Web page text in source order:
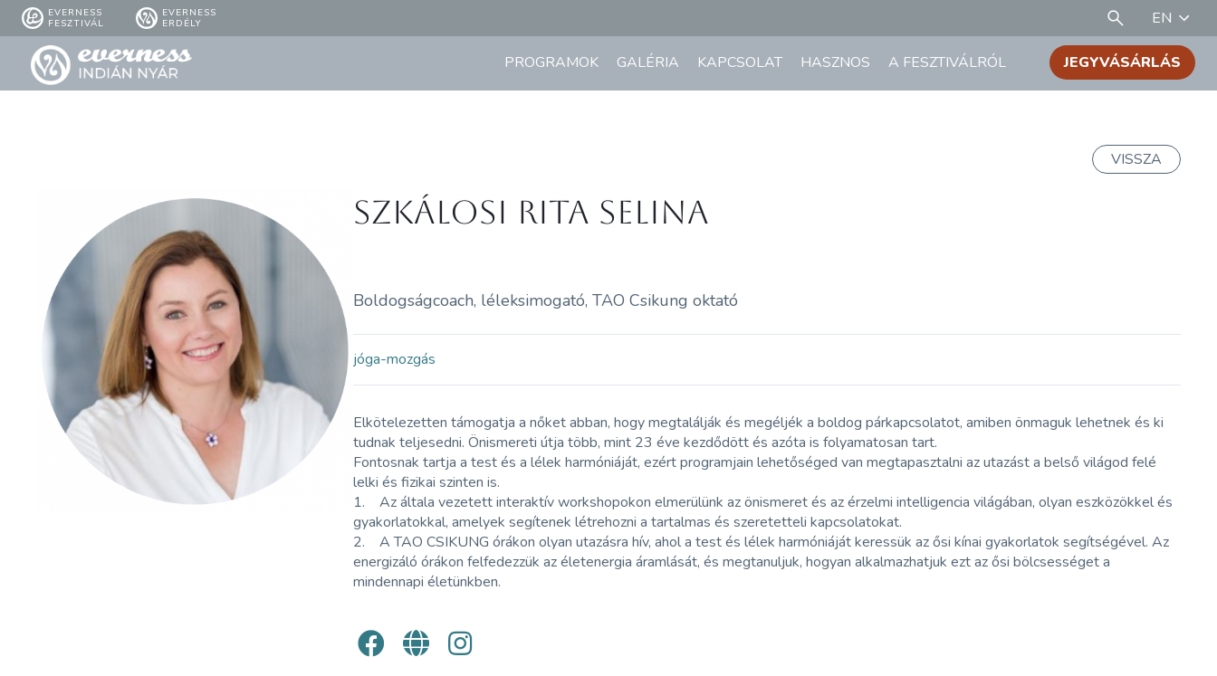
EVERNESS
FESZTIVÁL
EVERNESS
ERDÉLY
EN
PROGRAMOK GALÉRIA KAPCSOLAT HASZNOS A FESZTIVÁLRÓL JEGYVÁSÁRLÁS
VISSZA
Szkálosi Rita Selina
Boldogságcoach, léleksimogató, TAO Csikung oktató
jóga-mozgás
Elkötelezetten támogatja a nőket abban, hogy megtalálják és megéljék a boldog párkapcsolatot, amiben önmaguk lehetnek és ki
tudnak teljesedni. Önismereti útja több, mint 23 éve kezdődött és azóta is folyamatosan tart.
Fontosnak tartja a test és a lélek harmóniáját, ezért programjain lehetőséged van megtapasztalni az utazást a belső világod felé
lelki és fizikai szinten is.
1. Az általa vezetett interaktív workshopokon elmerülünk az önismeret és az érzelmi intelligencia világában, olyan eszközökkel és
gyakorlatokkal, amelyek segítenek létrehozni a tartalmas és szeretetteli kapcsolatokat.
2. A TAO CSIKUNG órákon olyan utazásra hív, ahol a test és lélek harmóniáját keressük az ősi kínai gyakorlatok segítségével. Az
energizáló órákon felfedezzük az életenergia áramlását, és megtanuljuk, hogyan alkalmazhatjuk ezt az ősi bölcsességet a
mindennapi életünkben.